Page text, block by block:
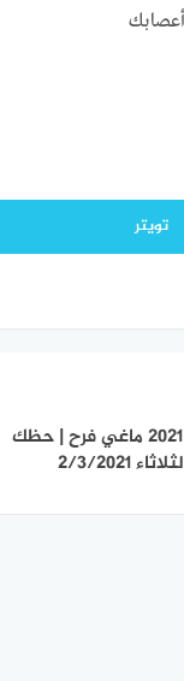
تويتر
برج العذراء اليوم الثلاثاء 2-3-2021 ماغي فرح | حظك
2/3/2021